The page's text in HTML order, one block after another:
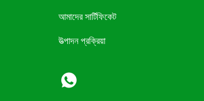
আমাদের সার্টিফিকেট
উত্পাদন প্রক্রিয়া